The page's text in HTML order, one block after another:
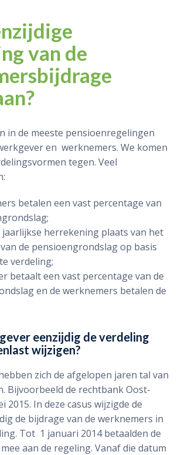
van de
in de meeste pensioenregelingen
en werknemers. We komen
tegen. Veel
betalen een vast percentage van
herrekening plaats van het
de pensioengrondslag op basis
verdeling;
betaalt een vast percentage van de
en de werknemers betalen de
eenzijdig de verdeling
wijzigen?
zich de afgelopen jaren tal van
Bijvoorbeeld de rechtbank Oost-
2015. In deze casus wijzigde de
de bijdrage van de werknemers in
Tot 1 januari 2014 betaalden de
aan de regeling. Vanaf die datum